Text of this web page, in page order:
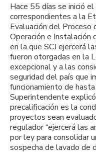
Hace 55 días se inició
correspondientes a la
Evaluación del Proceso
Operación e
en la que SCJ ejercerá
fueron otorgadas en la
excepcional y a las
seguridad del país que
funcionamiento de
Superintendente
precalificación es la
proyectos sean
regulador “ejercerá las
por ley para consolidar
sospecha de lavado de